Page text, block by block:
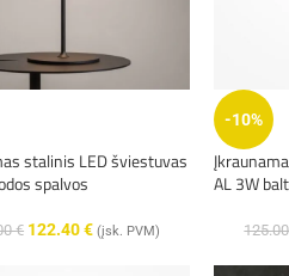
stalinis LED šviestuvas
spalvos
€ 122.40€ (įsk. PVM)
-10%
AL 3W